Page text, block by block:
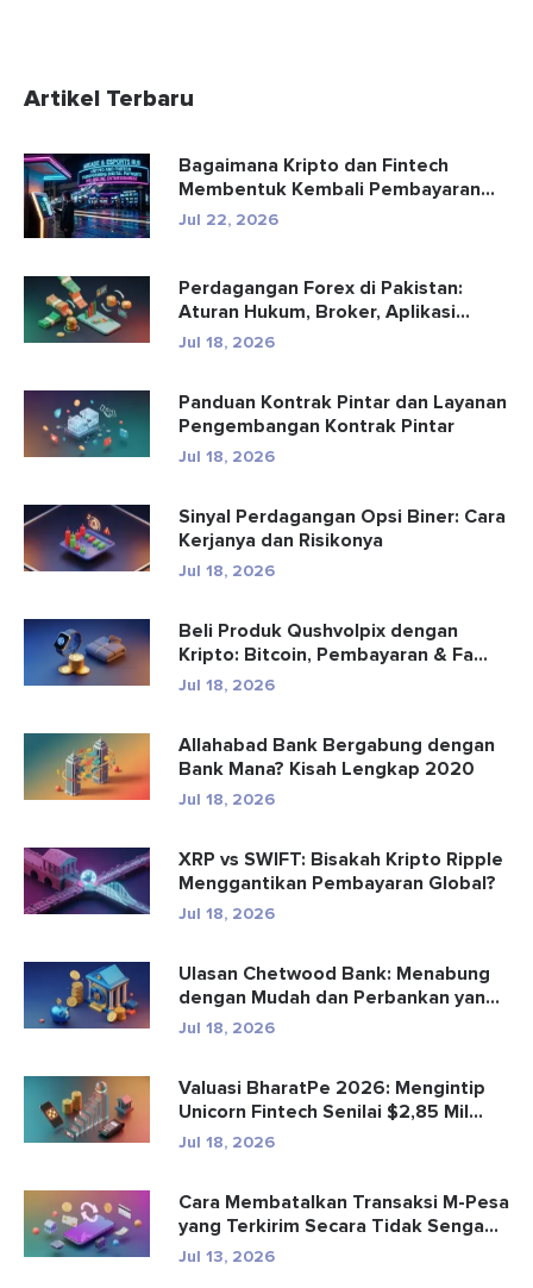
Artikel Terbaru
Bagaimana Kripto dan Fintech
Membentuk Kembali Pembayaran
dan Hibu...
Jul 22, 2026
Perdagangan Forex di Pakistan:
Aturan Hukum, Broker, Aplikasi
Perd...
Jul 18, 2026
Panduan Kontrak Pintar dan Layanan
Pengembangan Kontrak Pintar
Jul 18, 2026
Sinyal Perdagangan Opsi Biner: Cara
Kerjanya dan Risikonya
Jul 18, 2026
Beli Produk Qushvolpix dengan
Kripto: Bitcoin, Pembayaran & Fa...
Jul 18, 2026
Allahabad Bank Bergabung dengan
Bank Mana? Kisah Lengkap 2020
Jul 18, 2026
XRP vs SWIFT: Bisakah Kripto Ripple
Menggantikan Pembayaran Global?
Jul 18, 2026
Ulasan Chetwood Bank: Menabung
dengan Mudah dan Perbankan yang
Aman
Jul 18, 2026
Valuasi BharatPe 2026: Mengintip
Unicorn Fintech Senilai $2,85 Mil...
Jul 18, 2026
Cara Membatalkan Transaksi M-Pesa
yang Terkirim Secara Tidak Senga...
Jul 13, 2026